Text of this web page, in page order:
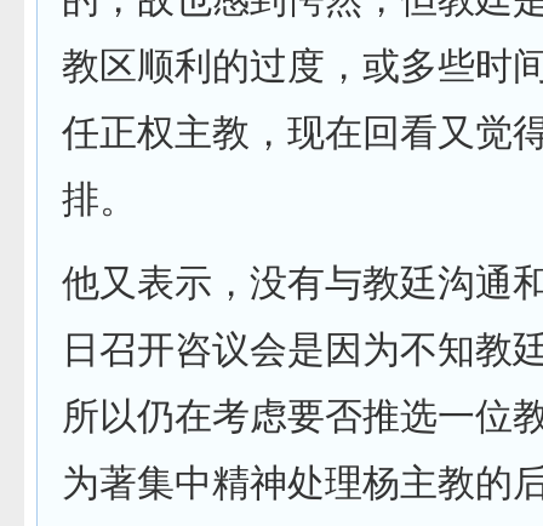
教区顺利的过度，或多些时
任正权主教，现在回看又觉
排。
他又表示，没有与教廷沟通
日召开咨议会是因为不知教
所以仍在考虑要否推选一位
为著集中精神处理杨主教的